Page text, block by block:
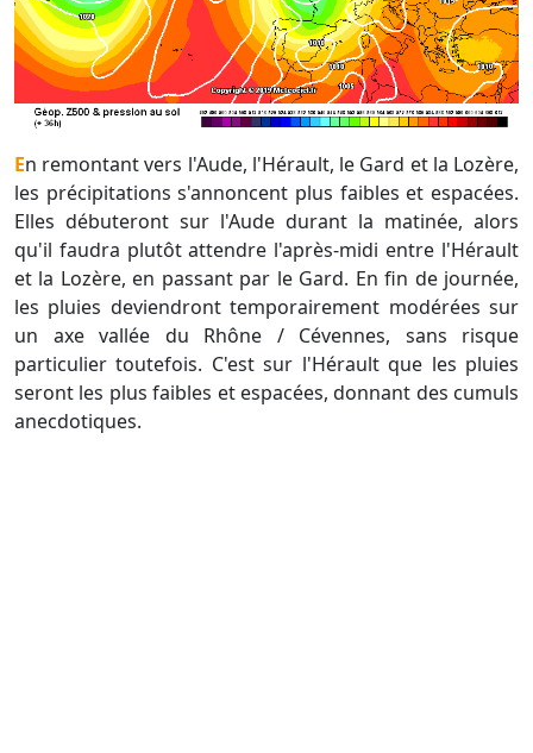
En remontant vers l'Aude, l'Hérault, le Gard et la Lozère,
les précipitations s'annoncent plus faibles et espacées.
Elles débuteront sur l'Aude durant la matinée, alors
qu'il faudra plutôt attendre l'après-midi entre l'Hérault
et la Lozère, en passant par le Gard. En fin de journée,
les pluies deviendront temporairement modérées sur
un axe vallée du Rhône / Cévennes, sans risque
particulier toutefois. C'est sur l'Hérault que les pluies
seront les plus faibles et espacées, donnant des cumuls
anecdotiques.